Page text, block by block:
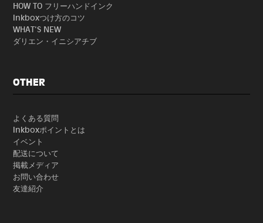
HOW TO フリーハンドインク
Inkboxつけ方のコツ
WHAT'S NEW
ダリエン・イニシアチブ
OTHER
よくある質問
Inkboxポイントとは
イベント
配送について
掲載メディア
お問い合わせ
友達紹介